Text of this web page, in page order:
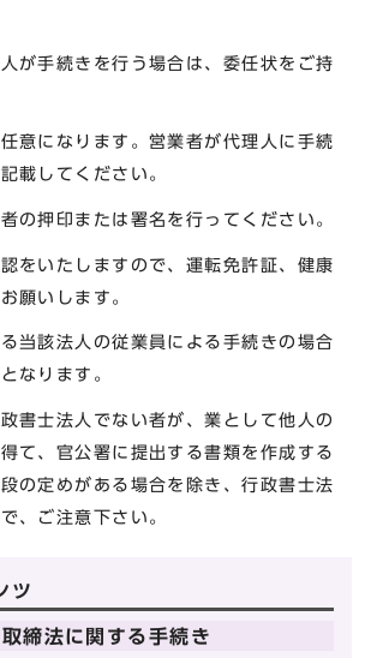
が手続きを行う場合は、委任状をご持
意になります。営業者が代理人に手続
載してください。
の押印または署名を行ってください。
をいたしますので、運転免許証、健康
願いします。
当該法人の従業員による手続きの場合
なります。
書士法人でない者が、業として他人の
て、官公署に提出する書類を作成する
の定めがある場合を除き、行政書士法
、ご注意下さい。
ツ
締法に関する手続き